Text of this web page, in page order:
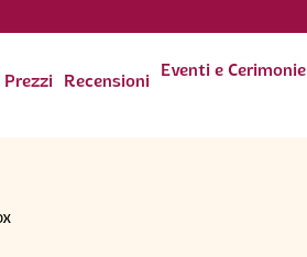
Prezzi Recensioni
Eventi e Cerimonie